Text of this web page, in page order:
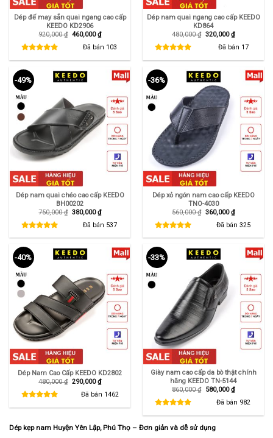
Dép đế may sẵn quai ngang cao cấp
KEEDO KD2906
920,000₫ Giá
460,000₫Giá
hiện
tại
Đã bán 103
Dép nam quai ngang cao cấp KEEDO
KD864
480,000₫ Giá
320,000₫Giá
hiện
tại
Đã bán 17
-49%
Dép nam quai chéo cao cấp KEEDO
BH00202
750,000₫ Giá
750,000 ₫.
380,000₫Giá
hiện
tại
là:
380,000 ₫.
Đã bán 537
-36%
Dép xỏ ngón nam cao cấp KEEDO
TNO-4030
560,000₫ Giá
560,000 ₫.
360,000₫Giá
hiện
tại
là:
360,000 ₫.
Đã bán 325
-40%
Dép Nam Cao Cấp KEEDO KD2802
480,000₫ Giá
290,000₫Giá
hiện
tại
Đã bán 1462
-33%
Giày nam cao cấp da bò thật chính
hãng KEEDO TN-5144
860,000₫ Giá
580,000₫Giá
hiện
tại
Đã bán 982
Dép kẹp nam Huyện Yên Lập, Phú Thọ – Đơn giản và dễ sử dụng